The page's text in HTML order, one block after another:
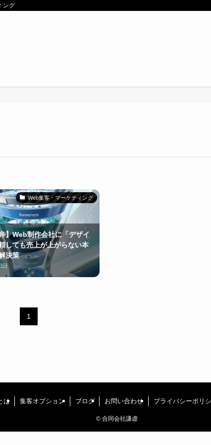
ング
Web集客・マーケティング
】Web制作会社に「デザイ
しても売上が上がらない本
決策
日
1
は 集客オプション ブログ お問い合わせ プライバシーポリ
© 合同会社謙虚